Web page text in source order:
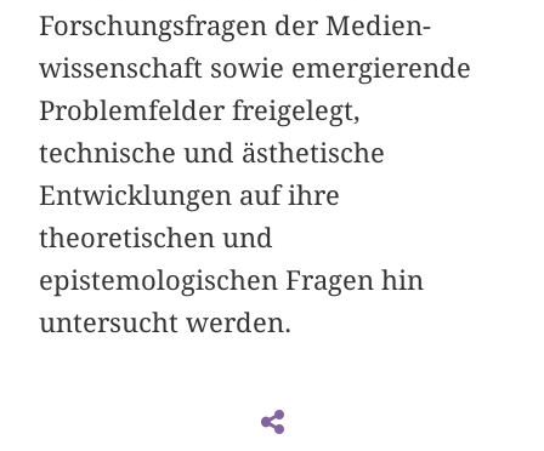
Forschungsfragen der Medien-
wissenschaft sowie emergierende
Problemfelder freigelegt,
technische und ästhetische
Entwicklungen auf ihre
theoretischen und
epistemologischen Fragen hin
untersucht werden.